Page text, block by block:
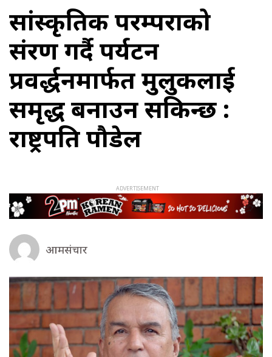
सांस्कृतिक परम्पराको
संरक्षण गर्दै पर्यटन
प्रवर्द्धनमार्फत मुलुकलाई
समृद्ध बनाउन सकिन्छ :
राष्ट्रपति पौडेल
आमसंचार